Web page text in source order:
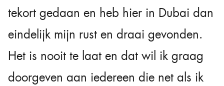
tekort gedaan en heb hier in Dubai dan
eindelijk mijn rust en draai gevonden.
Het is nooit te laat en dat wil ik graag
doorgeven aan iedereen die net als ik